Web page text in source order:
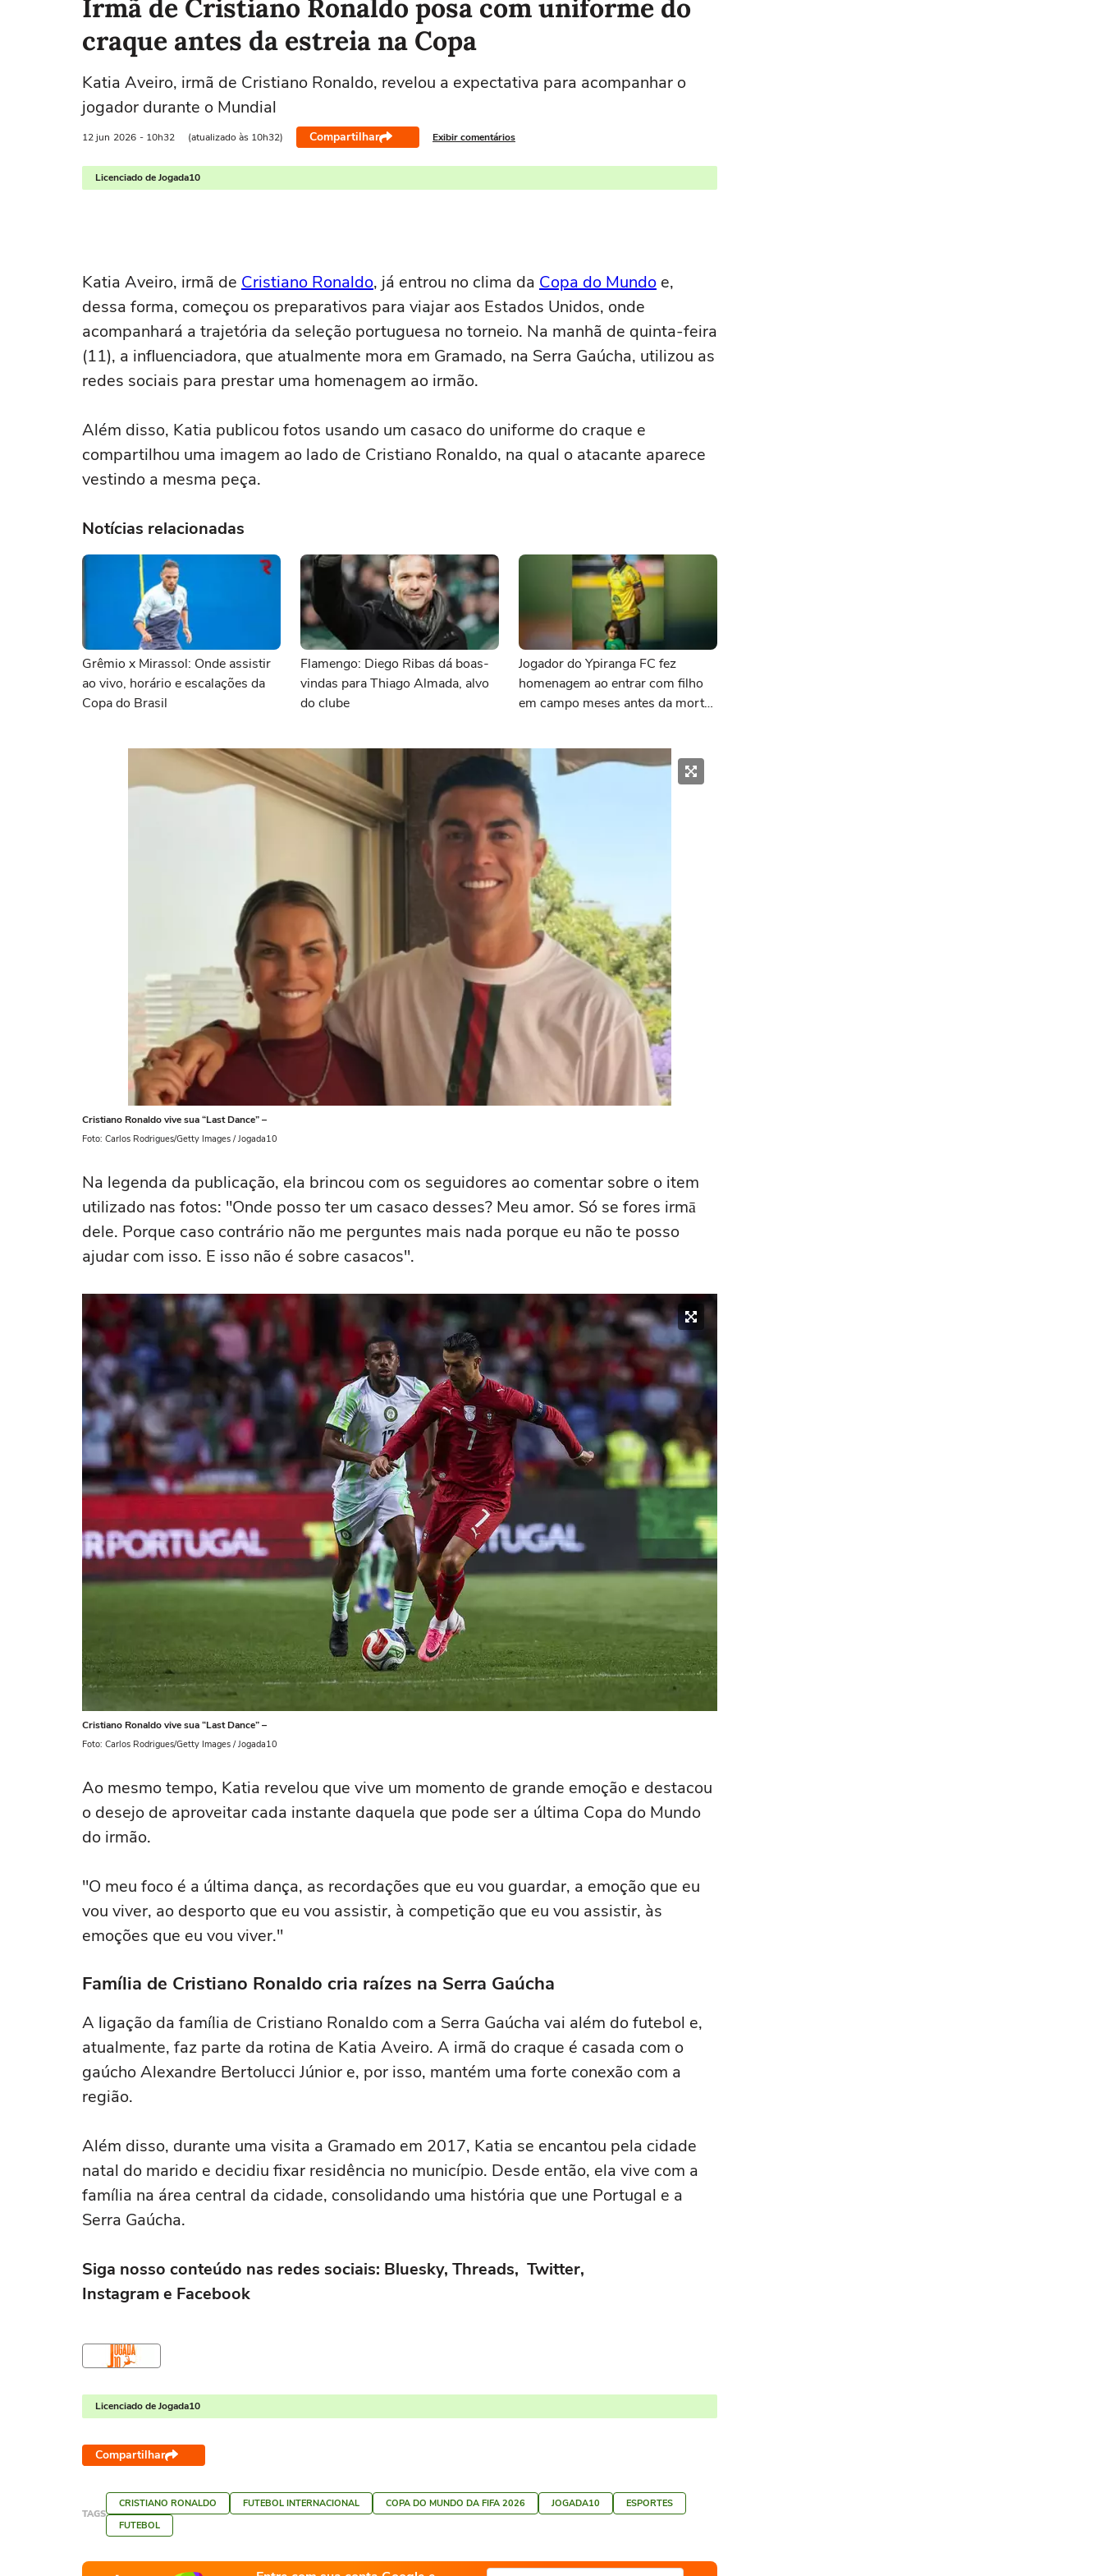
Irmã de Cristiano Ronaldo posa com uniforme do
craque antes da estreia na Copa
Katia Aveiro, irmã de Cristiano Ronaldo, revelou a expectativa para acompanhar o
jogador durante o Mundial
12 jun 2026 - 10h32 (atualizado às 10h32) Compartilhar Exibir comentários
Licenciado de Jogada10
Katia Aveiro, irmã de Cristiano Ronaldo, já entrou no clima da Copa do Mundo e,
dessa forma, começou os preparativos para viajar aos Estados Unidos, onde
acompanhará a trajetória da seleção portuguesa no torneio. Na manhã de quinta-feira
(11), a influenciadora, que atualmente mora em Gramado, na Serra Gaúcha, utilizou as
redes sociais para prestar uma homenagem ao irmão.
Além disso, Katia publicou fotos usando um casaco do uniforme do craque e
compartilhou uma imagem ao lado de Cristiano Ronaldo, na qual o atacante aparece
vestindo a mesma peça.
Notícias relacionadas
Grêmio x Mirassol: Onde assistir
ao vivo, horário e escalações da
Copa do Brasil
Flamengo: Diego Ribas dá boas-
vindas para Thiago Almada, alvo
do clube
Jogador do Ypiranga FC fez
homenagem ao entrar com filho
em campo meses antes da morte
Cristiano Ronaldo vive sua “Last Dance” –
Foto: Carlos Rodrigues/Getty Images / Jogada10
Na legenda da publicação, ela brincou com os seguidores ao comentar sobre o item
utilizado nas fotos: "Onde posso ter um casaco desses? Meu amor. Só se fores irmā
dele. Porque caso contrário não me perguntes mais nada porque eu não te posso
ajudar com isso. E isso não é sobre casacos".
Cristiano Ronaldo vive sua “Last Dance” –
Foto: Carlos Rodrigues/Getty Images / Jogada10
Ao mesmo tempo, Katia revelou que vive um momento de grande emoção e destacou
o desejo de aproveitar cada instante daquela que pode ser a última Copa do Mundo
do irmão.
"O meu foco é a última dança, as recordações que eu vou guardar, a emoção que eu
vou viver, ao desporto que eu vou assistir, à competição que eu vou assistir, às
emoções que eu vou viver."
Família de Cristiano Ronaldo cria raízes na Serra Gaúcha
A ligação da família de Cristiano Ronaldo com a Serra Gaúcha vai além do futebol e,
atualmente, faz parte da rotina de Katia Aveiro. A irmã do craque é casada com o
gaúcho Alexandre Bertolucci Júnior e, por isso, mantém uma forte conexão com a
região.
Além disso, durante uma visita a Gramado em 2017, Katia se encantou pela cidade
natal do marido e decidiu fixar residência no município. Desde então, ela vive com a
família na área central da cidade, consolidando uma história que une Portugal e a
Serra Gaúcha.
Siga nosso conteúdo nas redes sociais: Bluesky, Threads, Twitter,
Instagram e Facebook
Licenciado de Jogada10
Compartilhar
TAGS
CRISTIANO RONALDO FUTEBOL INTERNACIONAL COPA DO MUNDO DA FIFA 2026 JOGADA10
ESPORTES
FUTEBOL